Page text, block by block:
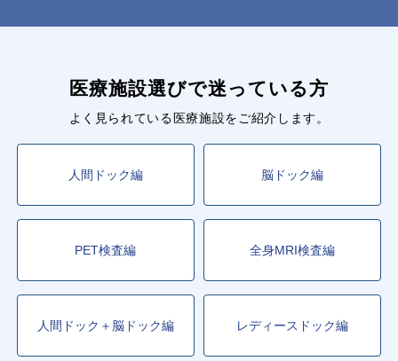
医療施設選びで迷っている方
よく見られている医療施設をご紹介します。
人間ドック編 脳ドック編
PET検査編 全身MRI検査編
人間ドック＋脳ドック編 レディースドック編